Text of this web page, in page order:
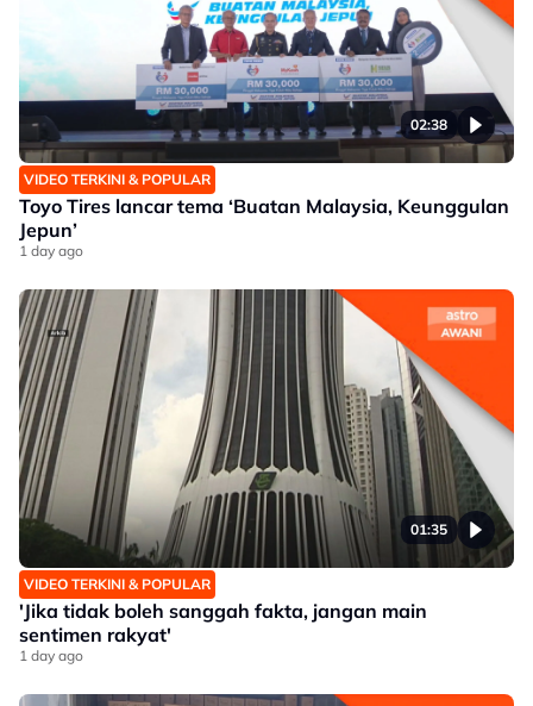
02:38
VIDEO TERKINI & POPULAR
Toyo Tires lancar tema ‘Buatan Malaysia, Keunggulan
Jepun’
1 day ago
01:35
VIDEO TERKINI & POPULAR
'Jika tidak boleh sanggah fakta, jangan main
sentimen rakyat'
1 day ago